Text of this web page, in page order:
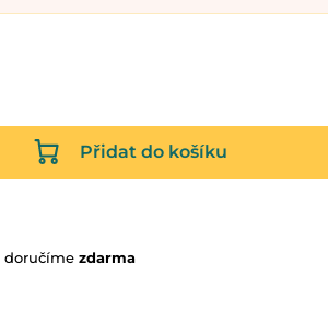
Přidat do košíku
doručíme zdarma